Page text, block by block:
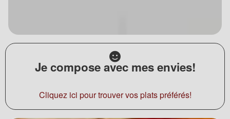
Je compose avec mes envies!
Cliquez ici pour trouver vos plats préférés!